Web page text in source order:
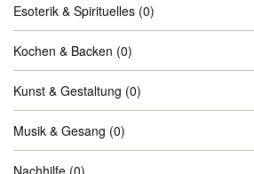
Esoterik & Spirituelles (0)
Kochen & Backen (0)
Kunst & Gestaltung (0)
Musik & Gesang (0)
Nachhilfe (0)